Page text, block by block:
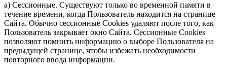
а) Сессионные. Существуют только во временной памяти в
течение времени, когда Пользователь находится на странице
Сайта. Обычно сессионные Cookies удаляют после того, как
Пользователь закрывает окно Сайта. Сессионные Cookies
позволяют помнить информацию о выборе Пользователя на
предыдущей странице, чтобы избежать необходимости
повторного ввода информации.